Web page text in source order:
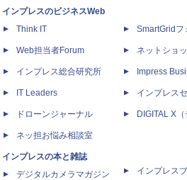
インプレスのビジネスWeb
Think IT
Web担当者Forum
インプレス総合研究所
IT Leaders
ドローンジャーナル
ネッ担お悩み相談室
インプレスの本と雑誌
デジタルカメラマガジン
SmartGridフ
ネットショ
Impress
インプレス
DIGITAL X（
インプレス